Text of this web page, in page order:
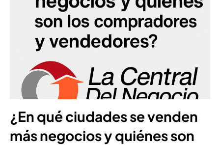
¿En qué ciudades se venden
más negocios y quiénes son